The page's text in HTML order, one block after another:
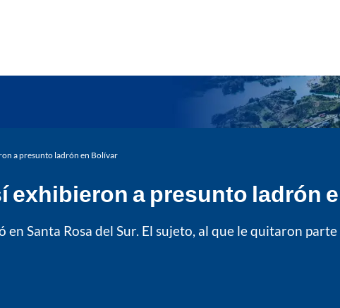
a presunto ladrón en Bolívar
exhibieron a presunto ladrón
Santa Rosa del Sur. El sujeto, al que le quitaron